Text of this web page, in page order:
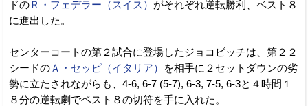
ドのＲ・フェデラー（スイス） がそれぞれ逆転勝利、ベスト８
に進出した。
センターコートの第２試合に登場したジョコビッチは、第２２
シードのＡ・セッピ（イタリア）
を相手に２セットダウンの劣
勢に立たされながらも、4-6, 6-7 (5-7), 6-3, 7-5, 6-3と４時間１
８分の逆転劇でベスト８の切符を手に入れた。